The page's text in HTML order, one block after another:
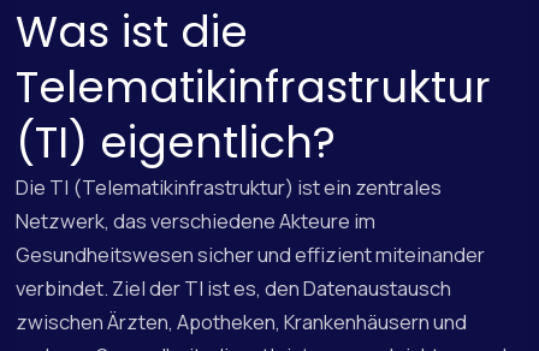
Was ist die
Telematikinfrastruktur
(TI) eigentlich?
Die TI (Telematikinfrastruktur) ist ein zentrales
Netzwerk, das verschiedene Akteure im
Gesundheitswesen sicher und effizient miteinander
verbindet. Ziel der TI ist es, den Datenaustausch
zwischen Ärzten, Apotheken, Krankenhäusern und